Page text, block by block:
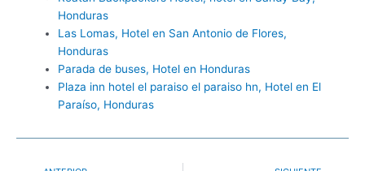
Honduras
Las Lomas, Hotel en San Antonio de Flores,
Honduras
Parada de buses, Hotel en Honduras
Plaza inn hotel el paraiso el paraiso hn, Hotel en El
Paraíso, Honduras